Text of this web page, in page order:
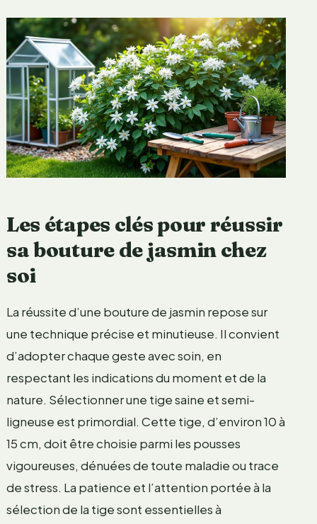
Les étapes clés pour réussir
sa bouture de jasmin chez
soi
La réussite d’une bouture de jasmin repose sur
une technique précise et minutieuse. Il convient
d’adopter chaque geste avec soin, en
respectant les indications du moment et de la
nature. Sélectionner une tige saine et semi-
ligneuse est primordial. Cette tige, d’environ 10 à
15 cm, doit être choisie parmi les pousses
vigoureuses, dénuées de toute maladie ou trace
de stress. La patience et l’attention portée à la
sélection de la tige sont essentielles à